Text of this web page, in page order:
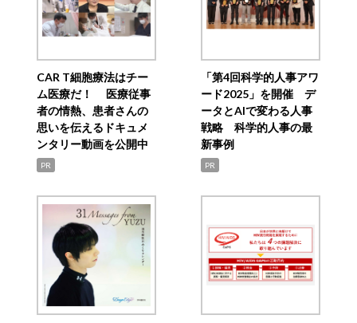
CAR T細胞療法はチー
ム医療だ！ 医療従事
者の情熱、患者さんの
思いを伝えるドキュメ
ンタリー動画を公開中
PR
「第4回科学的人事アワ
ード2025」を開催 デ
ータとAIで変わる人事
戦略 科学的人事の最
新事例
PR